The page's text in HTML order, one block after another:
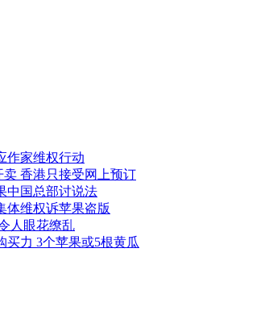
变包治百病
岳母歌>走红网络
作家维权行动
卖 香港只接受网上预订
中国总部讨说法
体维权诉苹果盗版
人眼花缭乱
买力 3个苹果或5根黄瓜